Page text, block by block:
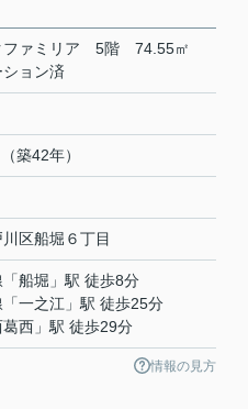
ファミリア 5階 74.55㎡
ョン済
築42年）
川区船堀 ６丁目
「船堀 」駅 徒歩8分
「一之江 」駅 徒歩25分
葛西 」駅 徒歩29分
情報の見方